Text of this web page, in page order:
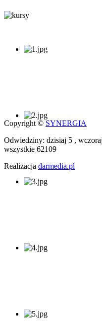
Copyright © SYNERGIA
Odwiedziny: dzisiaj 5 ,
wszystkie 62109
Realizacja darmedia.pl